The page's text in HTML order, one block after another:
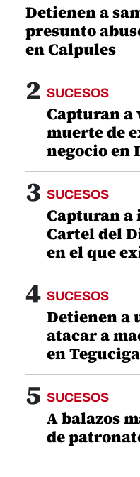
Detienen a
presunto
en Calpules
2 SUCESOS
Capturan a
muerte de
negocio en
3 SUCESOS
Capturan a
Cartel del
en el que
4 SUCESOS
Detienen a
atacar a
en
5 SUCESOS
A balazos
de